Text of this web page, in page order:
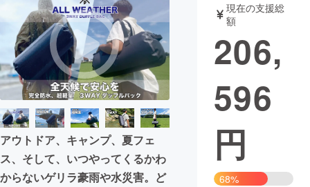
テクノロジー・ガジェット
映像・映画 書籍・雑誌
ビジネス・起業 チャレンジ
まちづくり・地域活性化
CAMPFIRE for Social Good
CAMPFIRE Creation
アウトドア、キャンプ、夏フェ
ス、そして、いつやってくるかわ
からないゲリラ豪雨や水災害。ど
現在の支援総
額
206,
596
円
68%